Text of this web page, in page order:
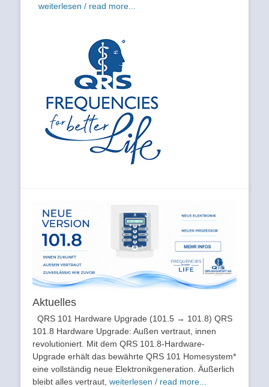
weiterlesen / read more...
Aktuelles
QRS 101 Hardware Upgrade (101.5 → 101.8) QRS
101.8 Hardware Upgrade: Außen vertraut, innen
revolutioniert. Mit dem QRS 101.8-Hardware-
Upgrade erhält das bewährte QRS 101 Homesystem*
eine vollständig neue Elektronikgeneration. Äußerlich
bleibt alles vertraut, weiterlesen / read more...